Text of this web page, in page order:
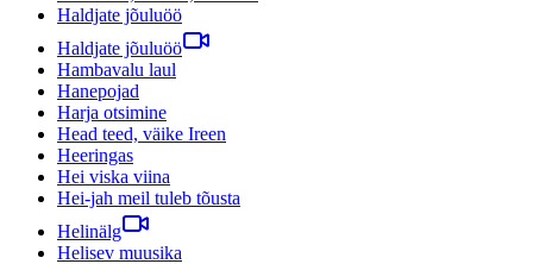
Haldjate jõuluöö
Haldjate jõuluöö
Hambavalu laul
Hanepojad
Harja otsimine
Head teed, väike Ireen
Heeringas
Hei viska viina
Hei-jah meil tuleb tõusta
Helinälg
Helisev muusika